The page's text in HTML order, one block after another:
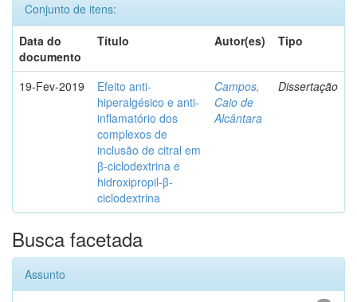
Conjunto de itens:
Data do
documento
Título Autor(es) Tipo
19-Fev-2019
Efeito anti-
hiperalgésico e anti-
inflamatório dos
complexos de
inclusão de citral em
β-ciclodextrina e
hidroxipropil-β-
ciclodextrina
Campos,
Caio de
Alcântara
Dissertação
Busca facetada
Assunto